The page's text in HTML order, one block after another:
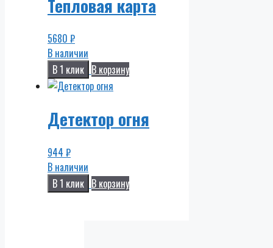
Тепловая карта
5680 ₽
В наличии
В 1 клик В корзину
Детектор огня
944 ₽
В наличии
В 1 клик В корзину